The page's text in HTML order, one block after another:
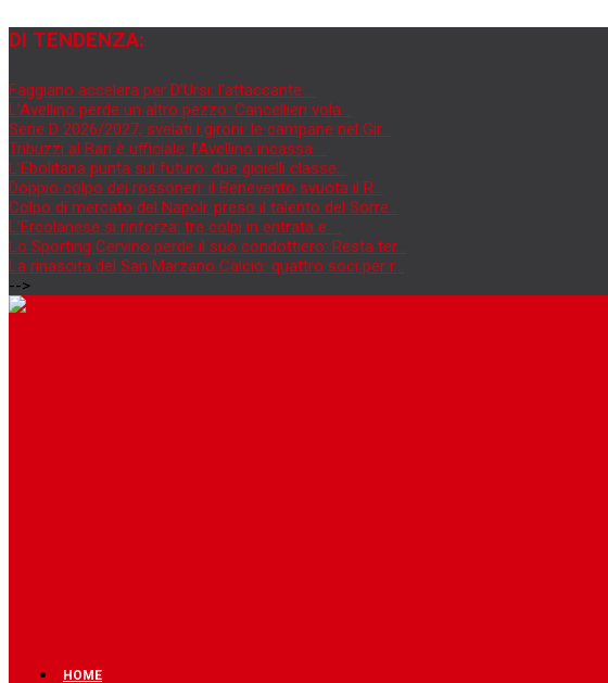
DI TENDENZA:
Faggiano accelera per D’Ursi: l’attaccante ...
L’Avellino perde un altro pezzo: Cancellieri vola...
Serie D 2026/2027, svelati i gironi: le campane nel Gir...
Tribuzzi al Bari è ufficiale: l’Avellino incassa ...
L’Ebolitana punta sul futuro: due gioielli classe...
Doppio colpo dei rossoneri: il Benevento svuota il R...
Colpo di mercato del Napoli: preso il talento del Sorre...
L’Ercolanese si rinforza: tre colpi in entrata e ...
Lo Sporting Cervino perde il suo condottiero: Resta ter...
La rinascita del San Marzano Calcio: quattro soci per r...
-->
HOME